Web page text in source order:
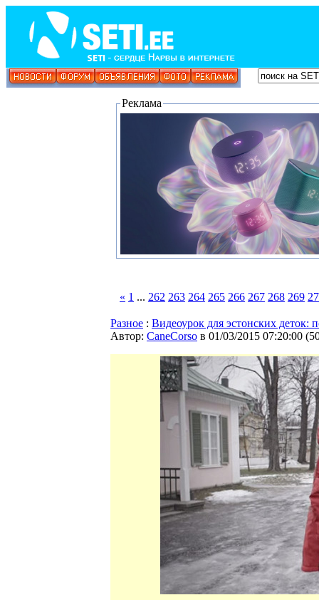
Реклама
« 1 ... 262 263 264 265 266 267 268 269
Разное : Видеоурок для эстонских деток:
Автор: CaneCorso в 01/03/2015 07:20:00 (